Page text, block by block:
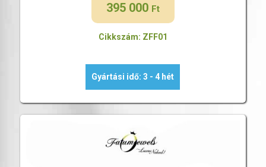
395 000 Ft
Cikkszám: ZFF01
Gyártási idő: 3 - 4 hét